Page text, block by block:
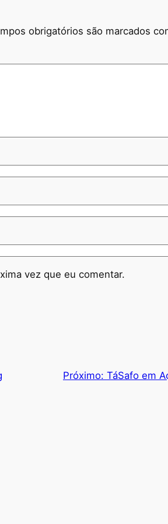
obrigatórios são marcados
vez que eu comentar.
Próximo: TáSafo em